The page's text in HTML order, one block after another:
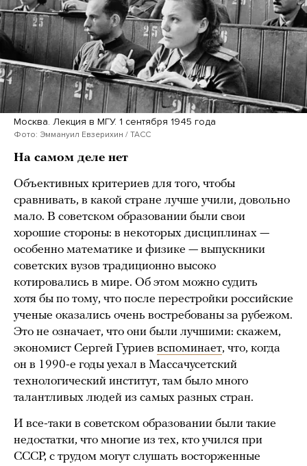
Москва. Лекция в МГУ. 1 сентября 1945 года
Фото: Эммануил Евзерихин / ТАСС
На самом деле нет
Объективных критериев для того, чтобы
сравнивать, в какой стране лучше учили, довольно
мало. В советском образовании были свои
хорошие стороны: в некоторых дисциплинах —
особенно математике и физике — выпускники
советских вузов традиционно высоко
котировались в мире. Об этом можно судить
хотя бы по тому, что после перестройки российские
ученые оказались очень востребованы за рубежом.
Это не означает, что они были лучшими: скажем,
экономист Сергей Гуриев вспоминает, что, когда
он в 1990-е годы уехал в Массачусетский
технологический институт, там было много
талантливых людей из самых разных стран.
И все-таки в советском образовании были такие
недостатки, что многие из тех, кто учился при
СССР, с трудом могут слушать восторженные